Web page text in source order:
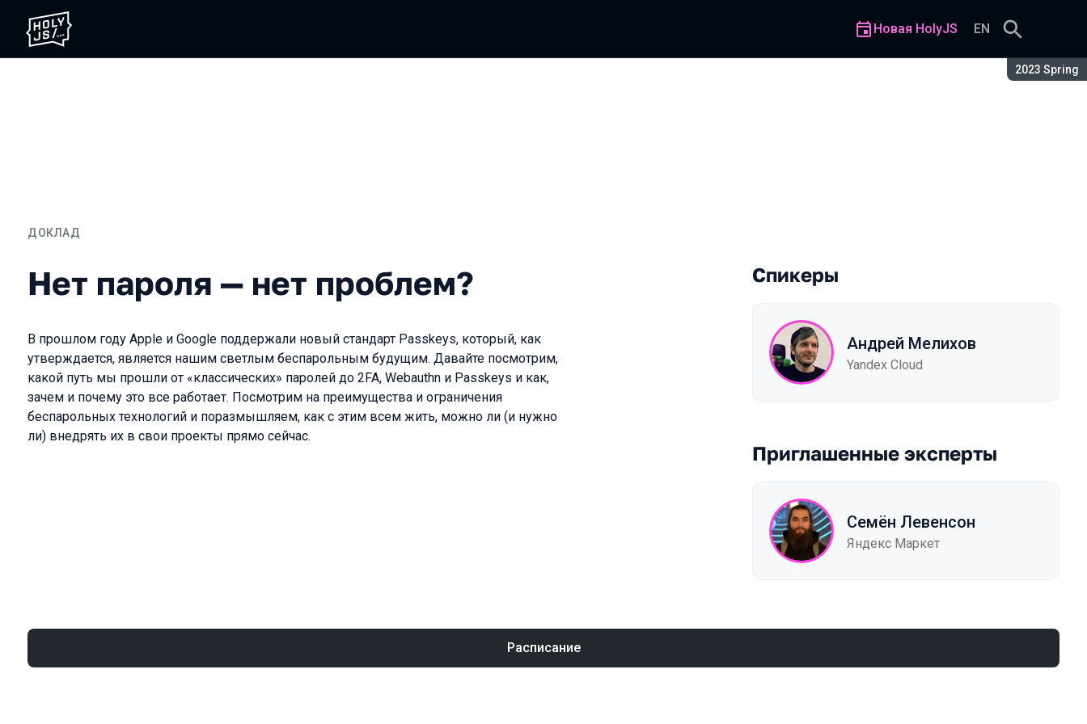
Сезон:
2023 Spring
Новая HolyJS EN
ДОКЛАД
Нет пароля — нет проблем?
Нет пароля — нет проблем?
В прошлом году Apple и Google поддержали новый стандарт Passkeys, который, как
утверждается, является нашим светлым беспарольным будущим. Давайте посмотрим,
какой путь мы прошли от «классических» паролей до 2FA, Webauthn и Passkeys и как,
зачем и почему это все работает. Посмотрим на преимущества и ограничения
беспарольных технологий и поразмышляем, как с этим всем жить, можно ли (и нужно
ли) внедрять их в свои проекты прямо сейчас.
Спикеры
Андрей Мелихов
Yandex Cloud
Приглашенные эксперты
Семён Левенсон
Яндекс Маркет
Расписание